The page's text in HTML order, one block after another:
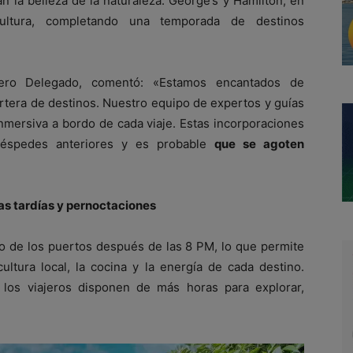
completando una temporada de destinos
Delegado, comentó: «Estamos encantados de
de destinos. Nuestro equipo de expertos y guías
a bordo de cada viaje. Estas incorporaciones
anteriores y es probable que se agoten
tardías y pernoctaciones
de los puertos después de las 8 PM, lo que permite
local, la cocina y la energía de cada destino.
viajeros disponen de más horas para explorar,